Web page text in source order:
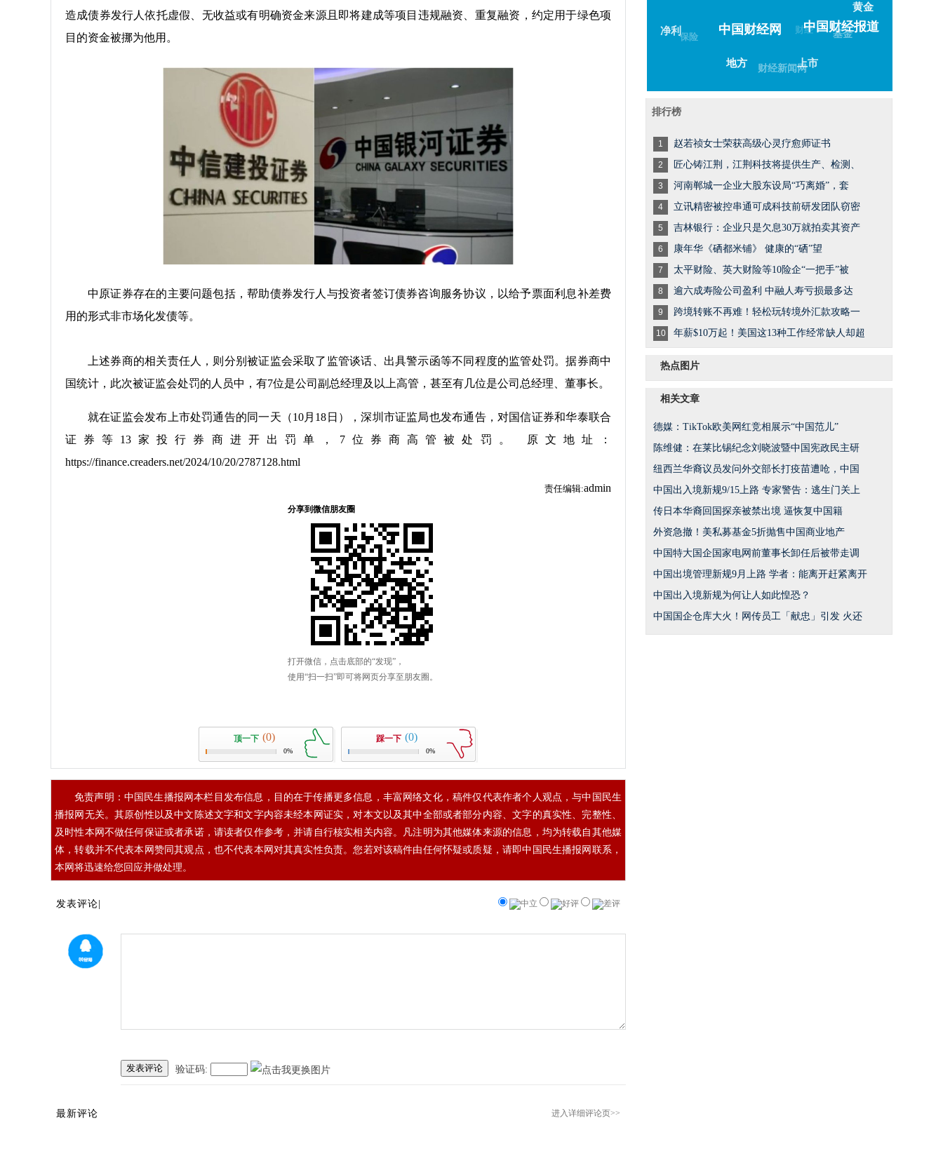
造成债券发行人依托虚假、无收益或有明确资金来源且即将建成等项目违规融资、重复融资，约定用于绿色项
目的资金被挪为他用。
中原证券存在的主要问题包括，帮助债券发行人与投资者签订债券咨询服务协议，以给予票面利息补差费
用的形式非市场化发债等。
上述券商的相关责任人，则分别被证监会采取了监管谈话、出具警示函等不同程度的监管处罚。据券商中
国统计，此次被证监会处罚的人员中，有7位是公司副总经理及以上高管，甚至有几位是公司总经理、董事长。
就在证监会发布上市处罚通告的同一天（10月18日），深圳市证监局也发布通告，对国信证券和华泰联合
证券等13家投行券商进开出罚单，7位券商高管被处罚。 原文地址：
https://finance.creaders.net/2024/10/20/2787128.html
责任编辑:admin
顶一下 (0)
0%
踩一下 (0)
0%
免责声明：中国民生播报网本栏目发布信息，目的在于传播更多信息，丰富网络文化，稿件仅代表作者个人观点，与中国民生
播报网无关。其原创性以及中文陈述文字和文字内容未经本网证实，对本文以及其中全部或者部分内容、文字的真实性、完整性、
及时性本网不做任何保证或者承诺，请读者仅作参考，并请自行核实相关内容。凡注明为其他媒体来源的信息，均为转载自其他媒
体，转载并不代表本网赞同其观点，也不代表本网对其真实性负责。您若对该稿件由任何怀疑或质疑，请即中国民生播报网联系，
本网将迅速给您回应并做处理。
发表评论| 中立 好评 差评
发表评论 验证码:
最新评论 进入详细评论页>>
净利
地方
中国财经网
保险
财经新闻网上市
中国财经报道
财经 基金
黄金
排行榜
1 赵若祯女士荣获高级心灵疗愈师证书
2 匠心铸江荆，江荆科技将提供生产、检测、
3 河南郸城一企业大股东设局“巧离婚”，套
4 立讯精密被控串通可成科技前研发团队窃密
5 吉林银行：企业只是欠息30万就拍卖其资产
6 康年华《硒都米铺》 健康的“硒”望
7 太平财险、英大财险等10险企“一把手”被
8 逾六成寿险公司盈利 中融人寿亏损最多达
9 跨境转账不再难！轻松玩转境外汇款攻略一
10 年薪$10万起！美国这13种工作经常缺人却超
热点图片
相关文章
德媒：TikTok欧美网红竞相展示“中国范儿”
陈维健：在莱比锡纪念刘晓波暨中国宪政民主研
纽西兰华裔议员发问外交部长打疫苗遭呛，中国
中国出入境新规9/15上路 专家警告：逃生门关上
传日本华裔回国探亲被禁出境 逼恢复中国籍
外资急撤！美私募基金5折抛售中国商业地产
中国特大国企国家电网前董事长卸任后被带走调
中国出境管理新规9月上路 学者：能离开赶紧离开
中国出入境新规为何让人如此惶恐？
中国国企仓库大火！网传员工「献忠」引发 火还